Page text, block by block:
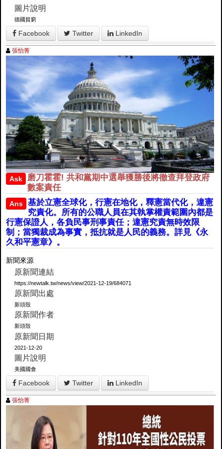
圖片說明
德國貧窮
Facebook Twitter LinkedIn
張怡菁
Ask
磨刀霍霍! 共和黨期中選舉獲勝後將徹查拜登政府
數案責任
Ans
基於立憲全球化，行憲在地化，釋憲當代化，違憲
究責化。所有的公職人員在其執掌權責範圍內都是
行憲保證人，各負民事刑事責任；違憲究責無時效限
制；當獨裁成為事實，抵抗就是人民的義務。詳見《永
久和平憲章》。
新聞來源
原新聞連結
https://newtalk.tw/news/view/2021-12-19/684071
原新聞出處
新頭殼
原新聞作者
新頭殼
原新聞日期
2021-12-20
圖片說明
美國國會
Facebook Twitter LinkedIn
張怡菁